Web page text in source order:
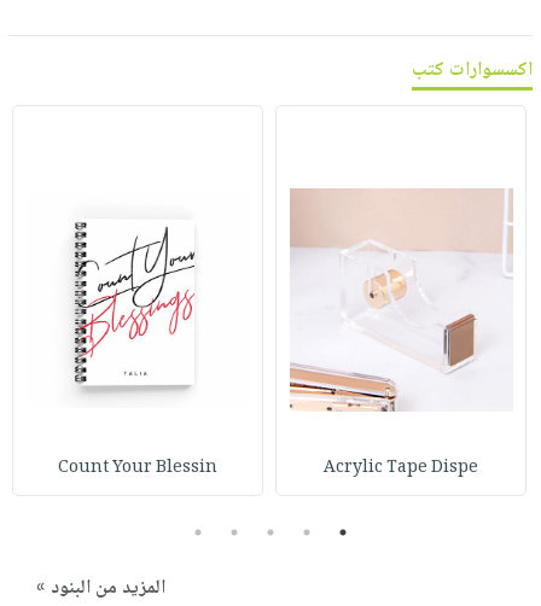
اكسسوارات كتب
Acrylic Tape Dispe
Count Your Blessin
1
2
3
4
5
المزيد من البنود »